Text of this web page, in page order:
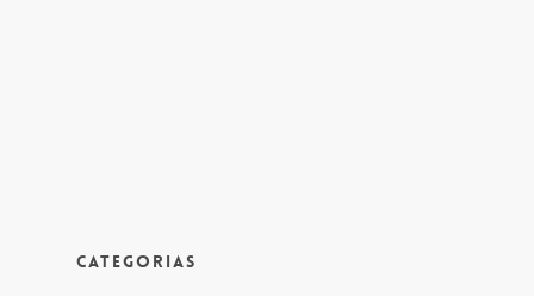
Categorias